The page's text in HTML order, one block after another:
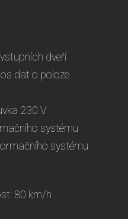
dveří
dat o poloze
230 V
systému
systému
80 km/h